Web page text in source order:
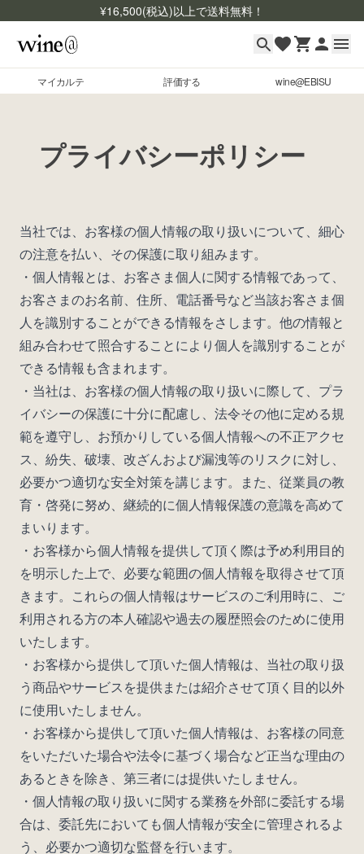
¥16,500(税込)以上で送料無料！
マイカルテ 評価する wine@EBISU
マイカルテ
評価する
ログイン
ご利用ガイド
よくあるご質問
お問い合わせ
wine@とは
プライバシーポリシー
当社では、お客様の個人情報の取り扱いについて、細心
の注意を払い、その保護に取り組みます。
・個人情報とは、お客さま個人に関する情報であって、
お客さまのお名前、住所、電話番号など当該お客さま個
人を識別することができる情報をさします。他の情報と
組み合わせて照合することにより個人を識別することが
できる情報も含まれます。
・当社は、お客様の個人情報の取り扱いに際して、プラ
イバシーの保護に十分に配慮し、法令その他に定める規
範を遵守し、お預かりしている個人情報への不正アクセ
ス、紛失、破壊、改ざんおよび漏洩等のリスクに対し、
必要かつ適切な安全対策を講じます。また、従業員の教
育・啓発に努め、継続的に個人情報保護の意識を高めて
まいります。
・お客様から個人情報を提供して頂く際は予め利用目的
を明示した上で、必要な範囲の個人情報を取得させて頂
きます。これらの個人情報はサービスのご利用時に、ご
利用される方の本人確認や過去の履歴照会のために使用
いたします。
・お客様から提供して頂いた個人情報は、当社の取り扱
う商品やサービスを提供または紹介させて頂く目的以外
に使用いたしません。
・お客様から提供して頂いた個人情報は、お客様の同意
をいただいた場合や法令に基づく場合など正当な理由の
あるときを除き、第三者には提供いたしません。
・個人情報の取り扱いに関する業務を外部に委託する場
合は、委託先においても個人情報が安全に管理されるよ
う、必要かつ適切な監督を行います。